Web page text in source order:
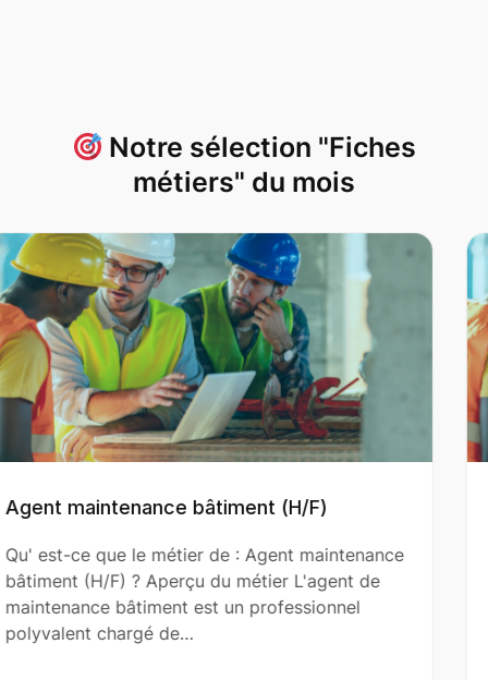
Notre sélection "Fiches
métiers" du mois
de
Aide Couvreur (H/F)
Qu' est-ce que le métier de : Aide
(H/F) ? Aperçu du métier L'aide
le couvreur principal dans
réparation et…